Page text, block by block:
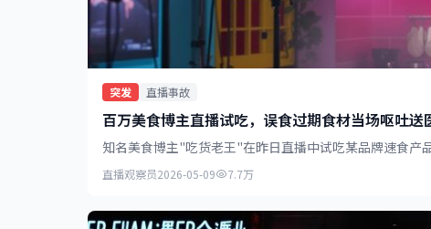
突发 直播事故
百万美食博主直播试吃，误食过期食材当场呕吐送
知名美食博主"吃货老王"在昨日直播中试吃某品牌速食产
直播观察员2026-05-09 7.7万